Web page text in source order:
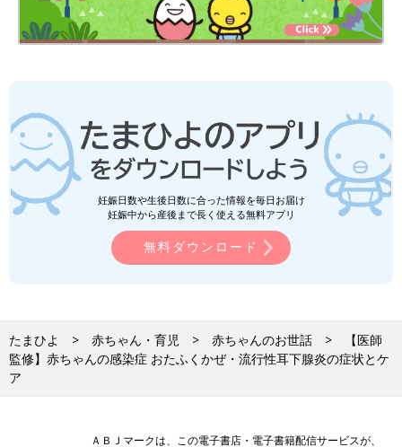
妊娠日数や生後日数に合った情報を毎日お届け
妊娠中から産後まで長く使える無料アプリ
無料ダウンロード
たまひよ 赤ちゃん・育児 赤ちゃんのお世話
【医師
監修】赤ちゃんの感染症 おたふくかぜ・流行性耳下腺炎の症状とケ
ア
ＡＢＪマークは、この電子書店・電子書籍配信サービスが、